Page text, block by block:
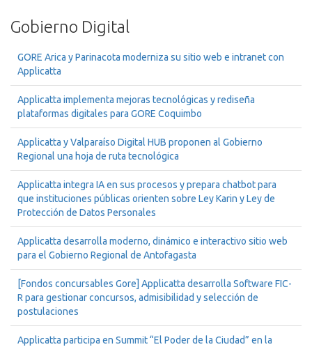
Gobierno Digital
GORE Arica y Parinacota moderniza su sitio web e intranet con
Applicatta
Applicatta implementa mejoras tecnológicas y rediseña
plataformas digitales para GORE Coquimbo
Applicatta y Valparaíso Digital HUB proponen al Gobierno
Regional una hoja de ruta tecnológica
Applicatta integra IA en sus procesos y prepara chatbot para
que instituciones públicas orienten sobre Ley Karin y Ley de
Protección de Datos Personales
Applicatta desarrolla moderno, dinámico e interactivo sitio web
para el Gobierno Regional de Antofagasta
[Fondos concursables Gore] Applicatta desarrolla Software FIC-
R para gestionar concursos, admisibilidad y selección de
postulaciones
Applicatta participa en Summit “El Poder de la Ciudad” en la